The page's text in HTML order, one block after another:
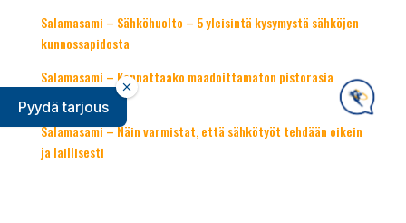
Pyydä tarjous
Salamasami – Sähköhuolto – 5 yleisintä kysymystä sähköjen
kunnossapidosta
Salamasami – Kannattaako maadoittamaton pistorasia
vaihtaa?
Salamasami – Näin varmistat, että sähkötyöt tehdään oikein
ja laillisesti